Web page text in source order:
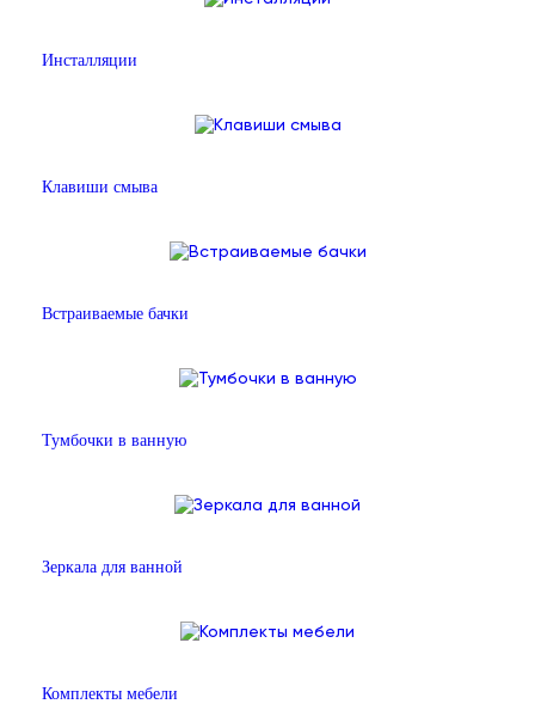
Инсталляции
Клавиши смыва
Встраиваемые бачки
Тумбочки в ванную
Зеркала для ванной
Комплекты мебели